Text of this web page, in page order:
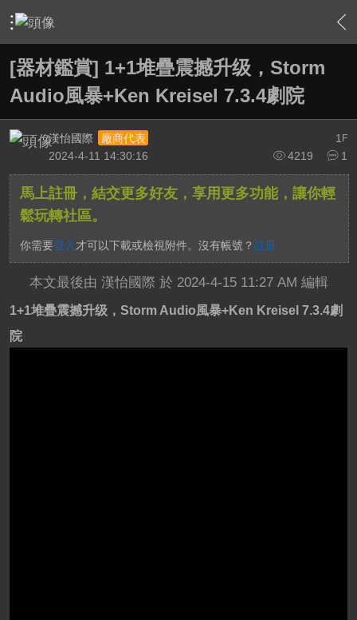
› 家庭劇院 › 家庭劇院相關討論大廳 › 內容
[器材鑑賞] 1+1堆疊震撼升级，Storm
Audio風暴+Ken Kreisel 7.3.4劇院
1 F
漢怡國際
廠商代表
4219
1
2024-4-11 14:30:16
馬上註冊，結交更多好友，享用更多功能，讓你輕
鬆玩轉社區。
你需要登入 才可以下載或檢視附件。沒有帳號？ 註冊
本文最後由 漢怡國際 於 2024-4-15 11:27 AM 編輯
1+1堆疊震撼升级，Storm Audio風暴+Ken Kreisel 7.3.4劇
院